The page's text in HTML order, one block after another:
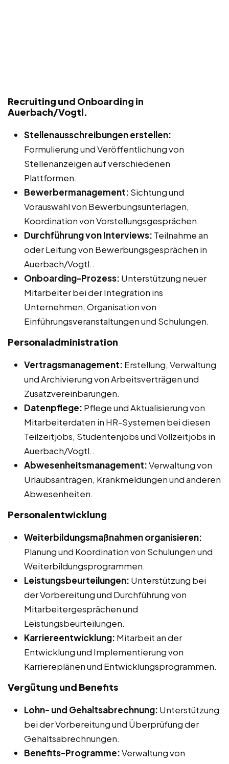
Recruiting und Onboarding in
Auerbach/Vogtl.
Stellenausschreibungen erstellen:
Formulierung und Veröffentlichung von
Stellenanzeigen auf verschiedenen
Plattformen.
Bewerbermanagement: Sichtung und
Vorauswahl von Bewerbungsunterlagen,
Koordination von Vorstellungsgesprächen.
Durchführung von Interviews: Teilnahme an
oder Leitung von Bewerbungsgesprächen in
Auerbach/Vogtl..
Onboarding-Prozess: Unterstützung neuer
Mitarbeiter bei der Integration ins
Unternehmen, Organisation von
Einführungsveranstaltungen und Schulungen.
Personaladministration
Vertragsmanagement: Erstellung, Verwaltung
und Archivierung von Arbeitsverträgen und
Zusatzvereinbarungen.
Datenpflege: Pflege und Aktualisierung von
Mitarbeiterdaten in HR-Systemen bei diesen
Teilzeitjobs, Studentenjobs und Vollzeitjobs in
Auerbach/Vogtl..
Abwesenheitsmanagement:Verwaltung von
Urlaubsanträgen, Krankmeldungen und anderen
Abwesenheiten.
Personalentwicklung
Weiterbildungsmaßnahmen organisieren:
Planung und Koordination von Schulungen und
Weiterbildungsprogrammen.
Leistungsbeurteilungen: Unterstützung bei
der Vorbereitung und Durchführung von
Mitarbeitergesprächen und
Leistungsbeurteilungen.
Karriereentwicklung: Mitarbeit an der
Entwicklung und Implementierung von
Karriereplänen und Entwicklungsprogrammen.
Vergütung und Benefits
Lohn- und Gehaltsabrechnung: Unterstützung
bei der Vorbereitung und Überprüfung der
Gehaltsabrechnungen.
Benefits-Programme:Verwaltung von